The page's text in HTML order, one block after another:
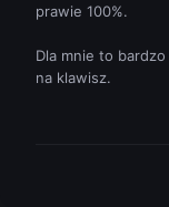
prawie 100%.
Dla mnie to
na klawisz.